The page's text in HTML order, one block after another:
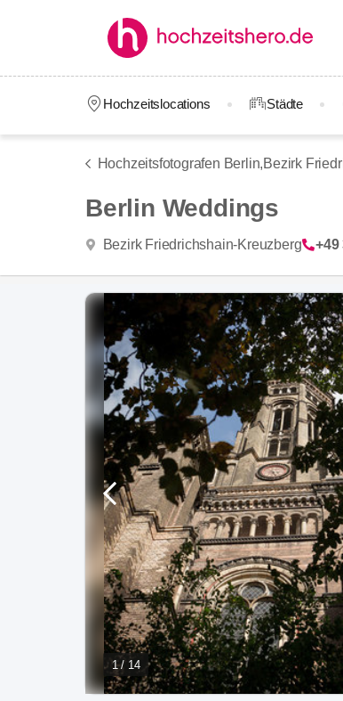
Hochzeitslocations Städte
Hochzeitsfotografen Berlin,Bezirk
Berlin Weddings
Bezirk Friedrichshain-Kreuzberg +49
1 / 14